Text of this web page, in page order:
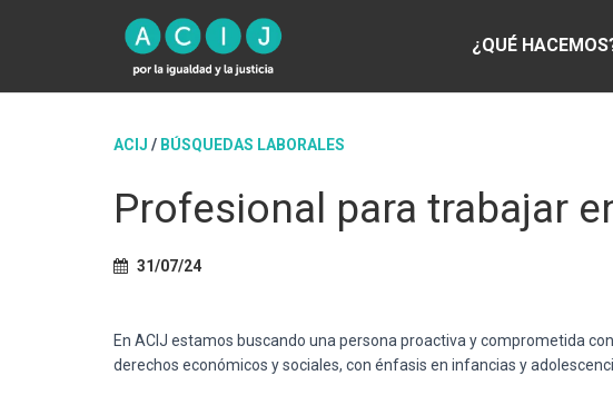
¿QUÉ
ACIJ / BÚSQUEDAS LABORALES
Profesional para trabajar
31/07/24
En ACIJ estamos buscando una persona proactiva y comprometida
derechos económicos y sociales, con énfasis en infancias y